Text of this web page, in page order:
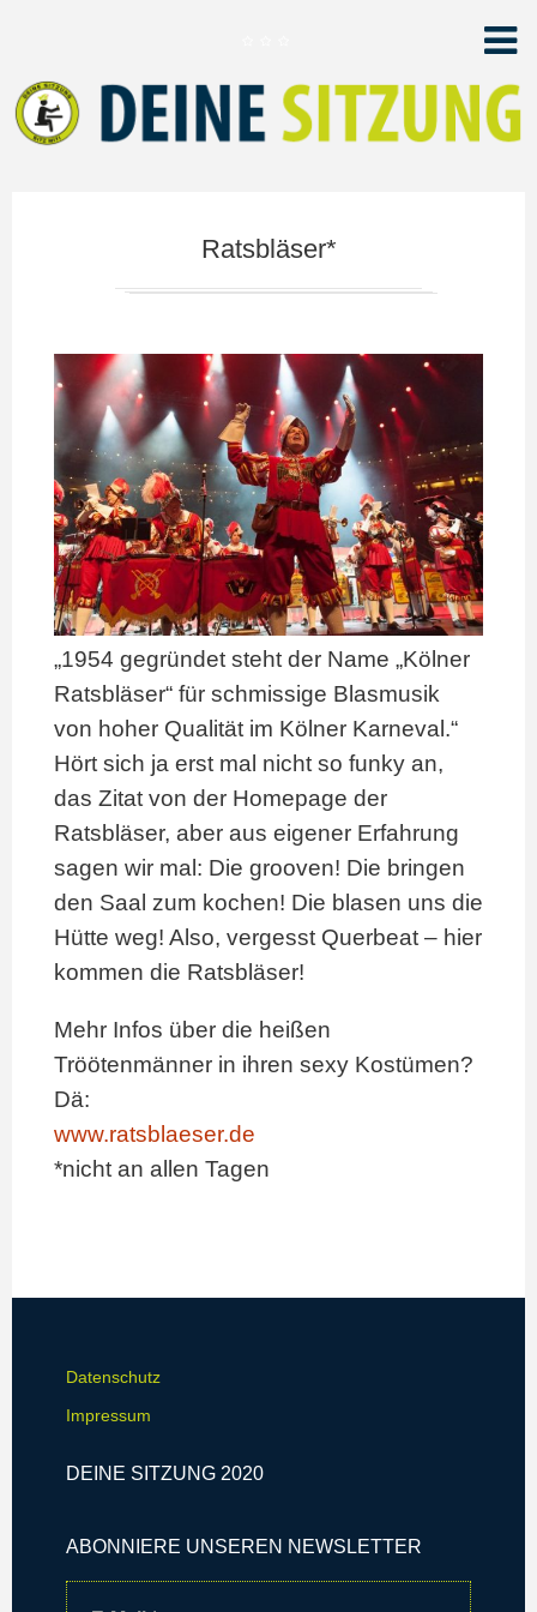
Ratsbläser*
„1954 gegründet steht der Name „Kölner
Ratsbläser“ für schmissige Blasmusik
von hoher Qualität im Kölner Karneval.“
Hört sich ja erst mal nicht so funky an,
das Zitat von der Homepage der
Ratsbläser, aber aus eigener Erfahrung
sagen wir mal: Die grooven! Die bringen
den Saal zum kochen! Die blasen uns die
Hütte weg! Also, vergesst Querbeat – hier
kommen die Ratsbläser!
Mehr Infos über die heißen
Tröötenmänner in ihren sexy Kostümen?
Dä:
www.ratsblaeser.de
*nicht an allen Tagen
Datenschutz
Impressum
DEINE SITZUNG 2020
ABONNIERE UNSEREN NEWSLETTER